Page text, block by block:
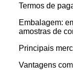
Termos de
Embalagem:
amostras de
Principais
Vantagens